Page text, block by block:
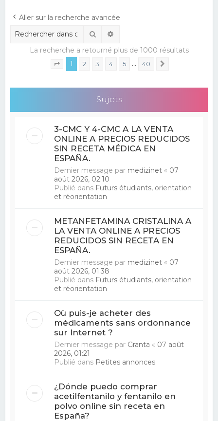
Aller sur la recherche avancée
Rechercher
La recherche a retourné plus de 1000 résultats
Page sur 40
1 2 3 4 5 … 40
Sujets
3-CMC Y 4-CMC A LA VENTA
ONLINE A PRECIOS REDUCIDOS
SIN RECETA MÉDICA EN
ESPAÑA.
Dernier message par medizinet « 07
août 2026, 02:10
Publié dans Futurs étudiants, orientation
et réorientation
METANFETAMINA CRISTALINA A
LA VENTA ONLINE A PRECIOS
REDUCIDOS SIN RECETA EN
ESPAÑA.
Dernier message par medizinet « 07
août 2026, 01:38
Publié dans Futurs étudiants, orientation
et réorientation
Où puis-je acheter des
médicaments sans ordonnance
sur Internet ?
Dernier message par Granta « 07 août
2026, 01:21
Publié dans Petites annonces
¿Dónde puedo comprar
acetilfentanilo y fentanilo en
polvo online sin receta en
España?